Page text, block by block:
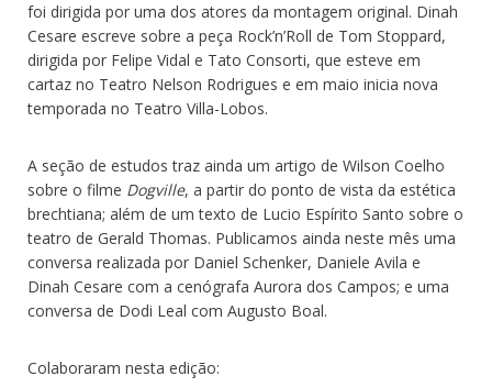
foi dirigida por uma dos atores da montagem original. Dinah
Cesare escreve sobre a peça Rock’n’Roll de Tom Stoppard,
dirigida por Felipe Vidal e Tato Consorti, que esteve em
cartaz no Teatro Nelson Rodrigues e em maio inicia nova
temporada no Teatro Villa-Lobos.
A seção de estudos traz ainda um artigo de Wilson Coelho
sobre o filme Dogville, a partir do ponto de vista da estética
brechtiana; além de um texto de Lucio Espírito Santo sobre o
teatro de Gerald Thomas. Publicamos ainda neste mês uma
conversa realizada por Daniel Schenker, Daniele Avila e
Dinah Cesare com a cenógrafa Aurora dos Campos; e uma
conversa de Dodi Leal com Augusto Boal.
Colaboraram nesta edição: